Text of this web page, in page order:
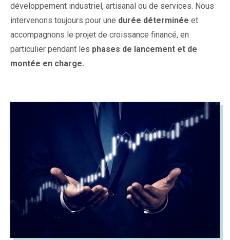
développement industriel, artisanal ou de services. Nous
intervenons toujours pour une durée déterminée et
accompagnons le projet de croissance financé, en
particulier pendant les phases de lancement et de
montée en charge.